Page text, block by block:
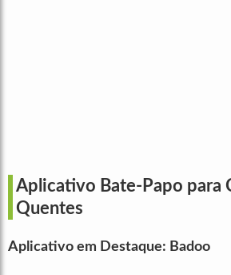
Aplicativo Bate-Papo para
Quentes
Aplicativo em Destaque: Badoo